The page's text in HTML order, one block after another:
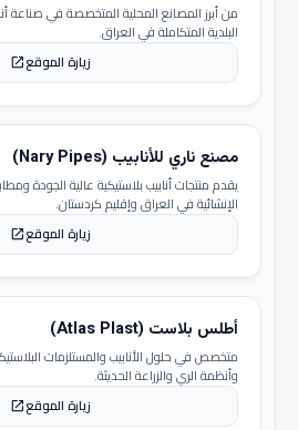
من أبرز المصانع المحلية المتخصصة في صناعة
البلدية المتكاملة في العراق.
زيارة الموقعopen_in_new
مصنع ناري للأنابيب (Nary Pipes)
يقدم منتجات أنابيب بلاستيكية عالية الجودة
الإنشائية في العراق وإقليم كردستان.
زيارة الموقعopen_in_new
أطلس بلاست (Atlas Plast)
متخصص في حلول الأنابيب والمستلزمات
وأنظمة الري والزراعة الحديثة.
زيارة الموقعopen_in_new